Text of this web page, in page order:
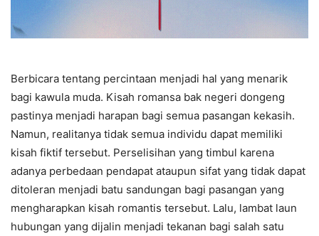
Berbicara tentang percintaan menjadi hal yang menarik
bagi kawula muda. Kisah romansa bak negeri dongeng
pastinya menjadi harapan bagi semua pasangan kekasih.
Namun, realitanya tidak semua individu dapat memiliki
kisah fiktif tersebut. Perselisihan yang timbul karena
adanya perbedaan pendapat ataupun sifat yang tidak dapat
ditoleran menjadi batu sandungan bagi pasangan yang
mengharapkan kisah romantis tersebut. Lalu, lambat laun
hubungan yang dijalin menjadi tekanan bagi salah satu